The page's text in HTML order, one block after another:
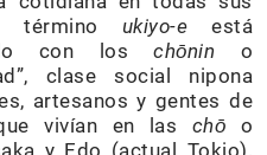
término ukiyo-e está
con loschōnin o
clase social nipona
artesanos y gentes de
vivían en las chō o
y Edo (actual Tokio).